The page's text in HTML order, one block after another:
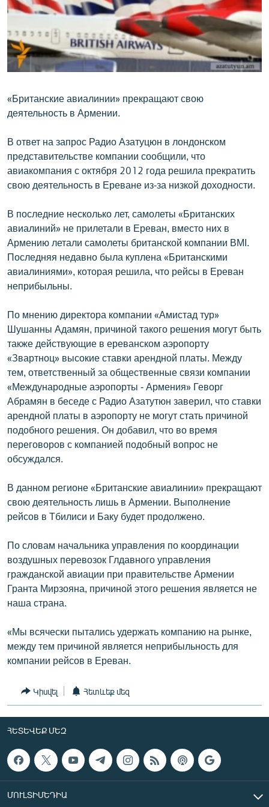
ՄԻՋԱԶԳԱՅԻՆ
ՄՇԱԿՈՒՅԹ
ՍՊՈՐՏ
ՄԵԿՆԱԲԱՆՈՒԹՅՈՒՆ
ՏՏ ԵՒ ԻՆՏԵՐՆԵՏ
ԿՈՐՈՆԱՎԻՐՈՒՍ
ԱՐԽԻՎ
ՏԵՍԱՆՅՈՒԹԵՐ
ԲԱՆԱՎԵՃ
ՓՈԴՔԱՍԹ
Հայերեն
English
ՀԵՏԵՎԵՔ ՄԵԶ
«Ազատության» բոլոր կայքերը
«Британские авиалинии» прекращают свою
деятельность в Армении.
В ответ на запрос Радио Азатуцюн в лондонском
представительстве компании сообщили, что
авиакомпания с октября 2012 года решила прекратить
свою деятельность в Ереване из-за низкой доходности.
В последние несколько лет, самолеты «Британских
авиалиний» не прилетали в Ереван, вместо них в
Армению летали самолеты британской компании BMI.
Последняя недавно была куплена «Британскими
авиалиниями», которая решила, что рейсы в Ереван
неприбыльны.
По мнению директора компании «Амистад тур»
Шушанны Адамян, причиной такого решения могут быть
также действующие в ереванском аэропорту
«Звартноц» высокие ставки арендной платы. Между
тем, ответственный за общественные связи компании
«Международные аэропорты - Армения» Геворг
Абрамян в беседе с Радио Азатутюн заверил, что ставки
арендной платы в аэропорту не могут стать причиной
подобного решения. Он добавил, что во время
переговоров с компанией подобный вопрос не
обсуждался.
В данном регионе «Британские авиалинии» прекращают
свою деятельность лишь в Армении. Выполнение
рейсов в Тбилиси и Баку будет продолжено.
По словам начальника управления по координации
воздушных перевозок Глдавного управления
гражданской авиации при правительстве Армении
Гранта Мирзояна, причиной этого решения является не
наша страна.
«Мы всячески пытались удержать компанию на рынке,
между тем причиной является неприбыльность для
компании рейсов в Ереван.
Կիսվել Հետևեք մեզ
ՀԵՏԵՎԵՔ ՄԵԶ
ՄՈՒԼՏԻՄԵԴԻԱ